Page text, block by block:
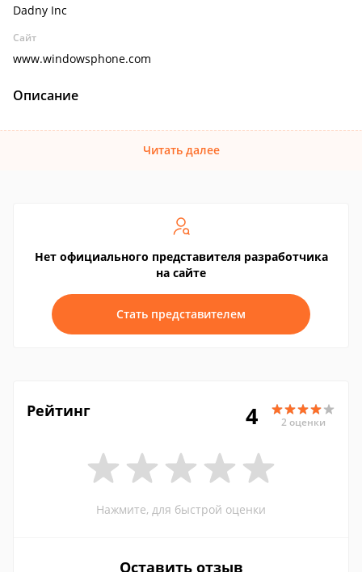
Dadny Inc
Сайт
www.windowsphone.com
Описание
Читать далее
Нет официального представителя разработчика
на сайте
Стать представителем
Рейтинг 4 2 оценки
Нажмите, для быстрой оценки
Оставить отзыв